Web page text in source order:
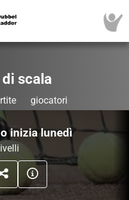
scala
giocatori
inizia lunedì